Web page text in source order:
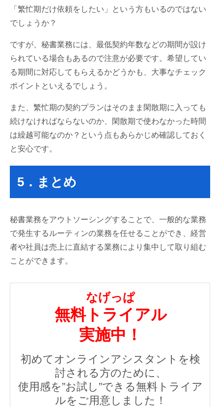
「繁忙期だけ依頼をしたい」という方もいるのではない
でしょうか？
ですが、秘書業務には、最低契約年数などの期間が設け
られている場合もあるので注意が必要です。希望してい
る期間に対応してもらえるかどうかも、大事なチェック
ポイントといえるでしょう。
また、繁忙期の契約プランはそのまま閑散期に入っても
続けなければならないのか、閑散期で使わなかった時間
は繰越可能なのか？という点もあらかじめ確認しておく
と安心です。
5．まとめ
秘書業務をアウトソーシングすることで、一般的な業務
で発生するルーティンの業務を任せることができ、経営
者や社員は売上に直結する業務により集中して取り組む
ことができます。
なげっぱ
無料トライアル
実施中！
初めてオンラインアシスタントを検
討される方のために、
使用感を”お試し”できる無料トライア
ルをご用意しました！